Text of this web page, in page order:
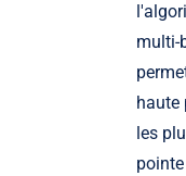
multi-
haute
les